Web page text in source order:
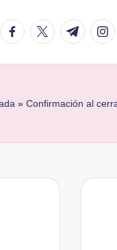
facebook.com
twitter.com
t.me
» Confirmación al